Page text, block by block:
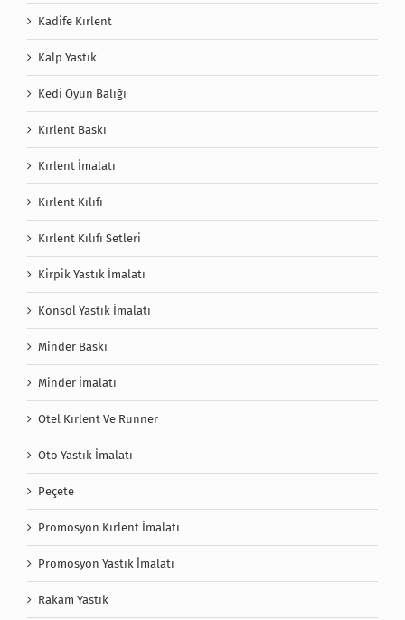
Kadife Kırlent
Kalp Yastık
Kedi Oyun Balığı
Kırlent Baskı
Kırlent İmalatı
Kırlent Kılıfı
Kırlent Kılıfı Setleri
Kirpik Yastık İmalatı
Konsol Yastık İmalatı
Minder Baskı
Minder İmalatı
Otel Kırlent Ve Runner
Oto Yastık İmalatı
Peçete
Promosyon Kırlent İmalatı
Promosyon Yastık İmalatı
Rakam Yastık